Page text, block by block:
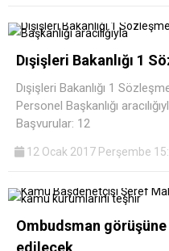
Dışişleri Bakanlığı 1
Dışişleri Bakanlığı 1
Personel Başkanlığı
Başvurular: 12
12 Ocak 2017 Perşembe
Ombudsman
edilecek